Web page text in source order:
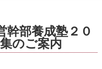
幹部養成塾２０
のご案内